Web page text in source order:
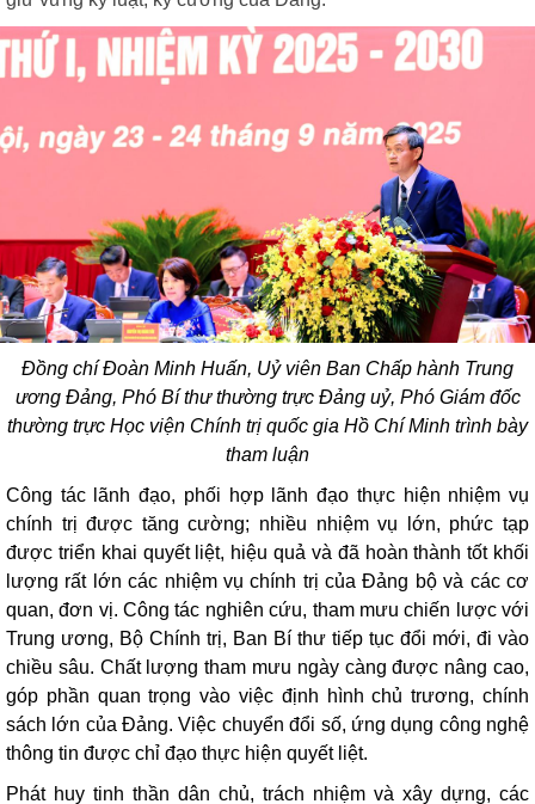
Đồng chí Đoàn Minh Huấn, Uỷ viên Ban Chấp hành Trung
ương Đảng, Phó Bí thư thường trực Đảng uỷ, Phó Giám đốc
thường trực Học viện Chính trị quốc gia Hồ Chí Minh trình bày
tham luận
Công tác lãnh đạo, phối hợp lãnh đạo thực hiện nhiệm vụ
chính trị được tăng cường; nhiều nhiệm vụ lớn, phức tạp
được triển khai quyết liệt, hiệu quả và đã hoàn thành tốt khối
lượng rất lớn các nhiệm vụ chính trị của Đảng bộ và các cơ
quan, đơn vị. Công tác nghiên cứu, tham mưu chiến lược với
Trung ương, Bộ Chính trị, Ban Bí thư tiếp tục đổi mới, đi vào
chiều sâu. Chất lượng tham mưu ngày càng được nâng cao,
góp phần quan trọng vào việc định hình chủ trương, chính
sách lớn của Đảng. Việc chuyển đổi số, ứng dụng công nghệ
thông tin được chỉ đạo thực hiện quyết liệt.
Phát huy tinh thần dân chủ, trách nhiệm và xây dựng, các